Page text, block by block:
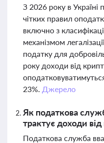
З 2026 року в
чітких правил
включно з
механізмом
податку для
року доходи від
23%. Джерело
Як податкова
трактує доходи
Податкова служба